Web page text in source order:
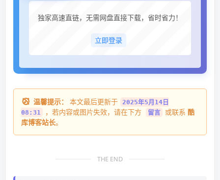
独家高速直链，无需网盘直接下载，省时省力！
立即登录
温馨提示： 本文最后更新于
2025年5月14日
08:31
，若内容或图片失效，请在下方 留言 或联系 酷
库博客站长。
THE END